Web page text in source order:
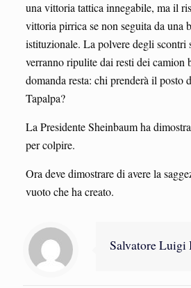
una vittoria tattica innegabile, ma il
vittoria pirrica se non seguita da una
istituzionale. La polvere degli scontri
verranno ripulite dai resti dei camion
domanda resta: chi prenderà il posto
Tapalpa?
La Presidente Sheinbaum ha
per colpire.
Ora deve dimostrare di avere la
vuoto che ha creato.
Salvatore Luigi